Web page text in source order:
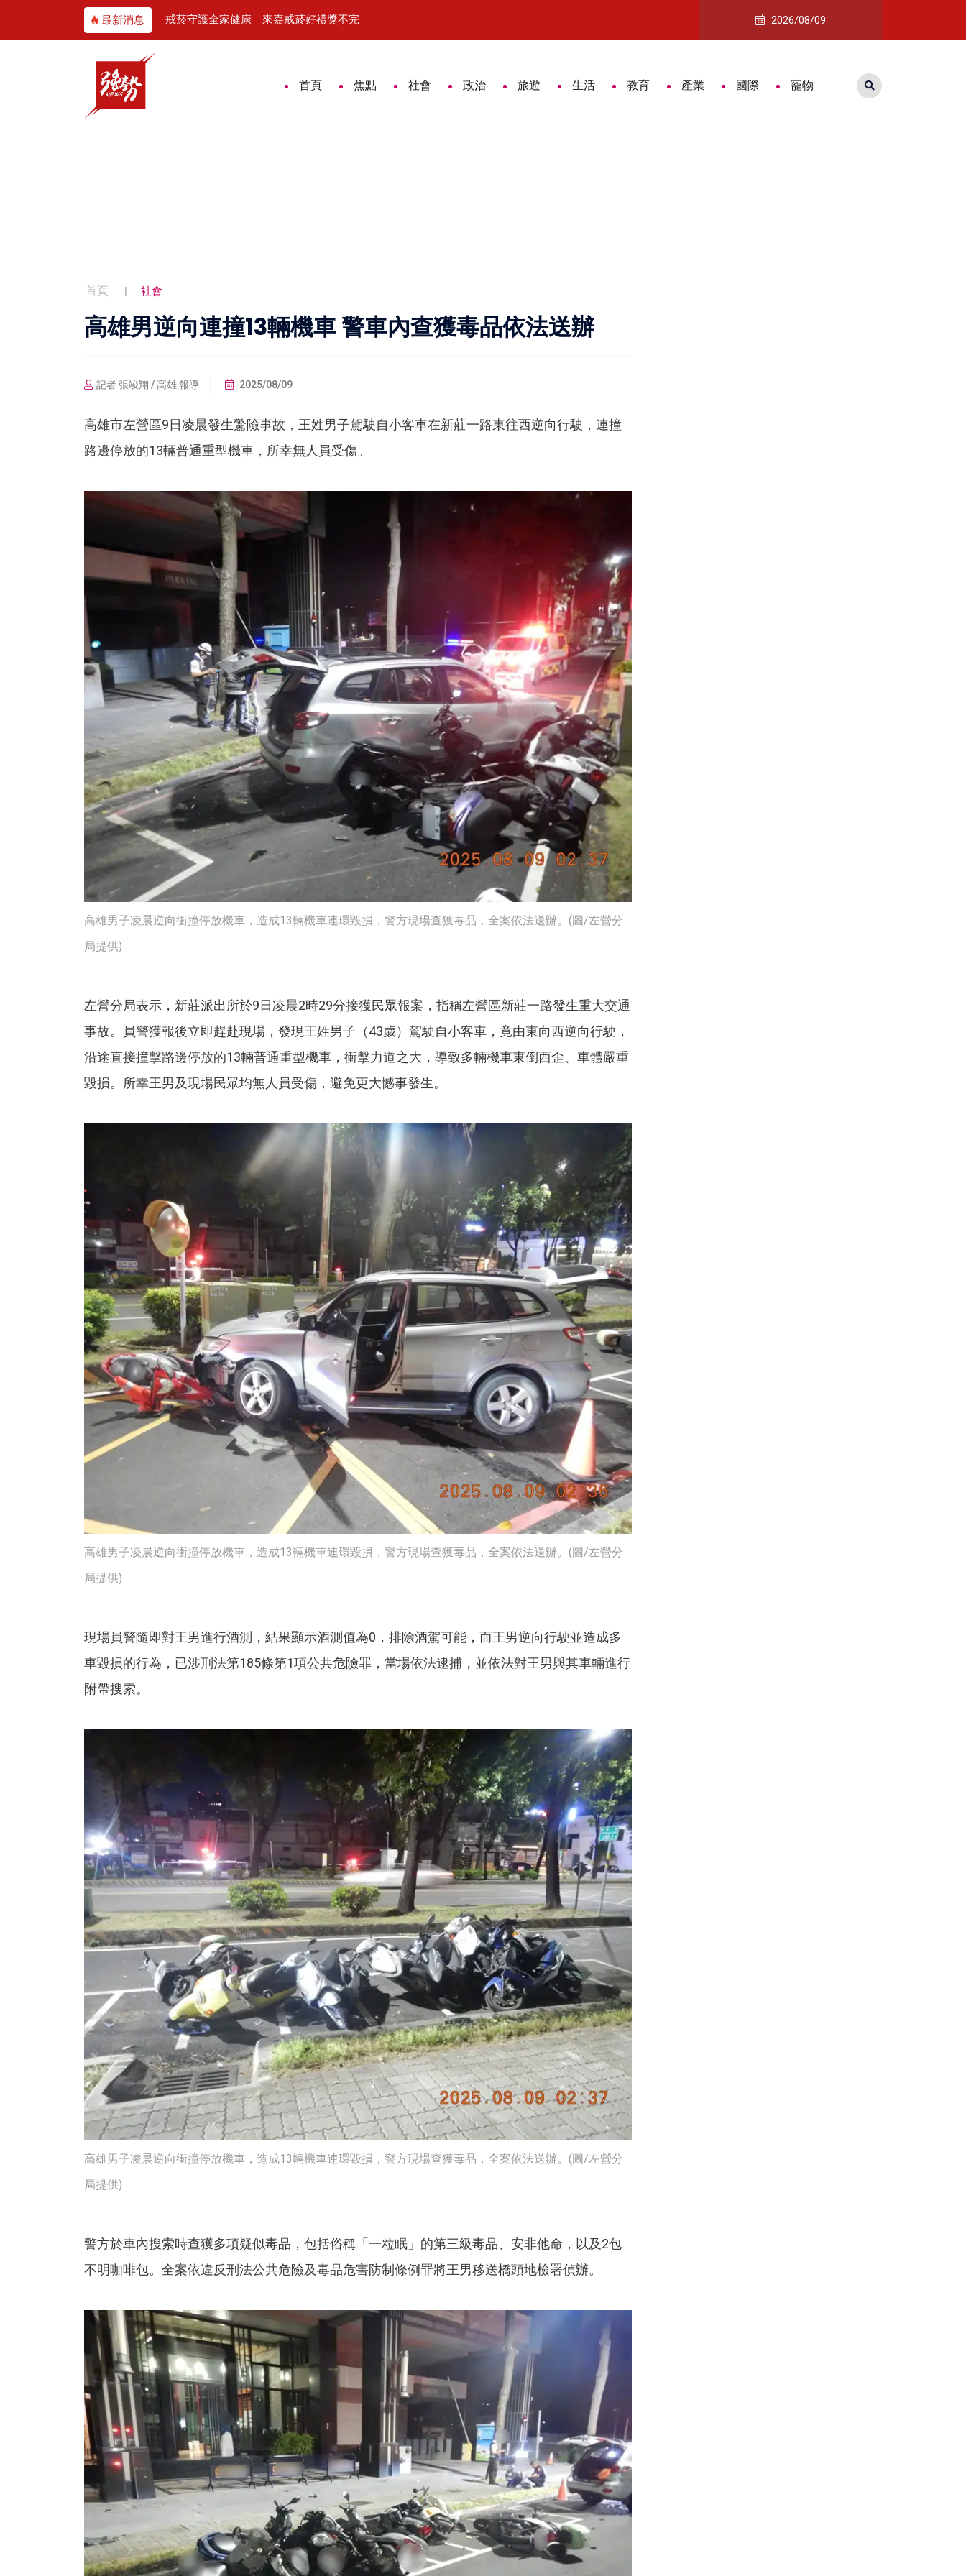
最新消息
香守住一甲子老味道 戒菸守護全家健康 來嘉戒菸好禮獎不完 14家「嘉義式」品牌登上文博會 黃
2026/08/09
首頁 焦點 社會 政治 旅遊 生活 教育 產業 國際 寵物
首頁 社會
高雄男逆向連撞13輛機車 警車內查獲毒品依法送辦
記者 張竣翔 / 高雄 報導 2025/08/09
高雄市左營區9日凌晨發生驚險事故，王姓男子駕駛自小客車在新莊一路東往西逆向行駛，連撞
路邊停放的13輛普通重型機車，所幸無人員受傷。
高雄男子凌晨逆向衝撞停放機車，造成13輛機車連環毀損，警方現場查獲毒品，全案依法送辦。(圖/左營分
局提供)
左營分局表示，新莊派出所於9日凌晨2時29分接獲民眾報案，指稱左營區新莊一路發生重大交通
事故。員警獲報後立即趕赴現場，發現王姓男子（43歲）駕駛自小客車，竟由東向西逆向行駛，
沿途直接撞擊路邊停放的13輛普通重型機車，衝擊力道之大，導致多輛機車東倒西歪、車體嚴重
毀損。所幸王男及現場民眾均無人員受傷，避免更大憾事發生。
高雄男子凌晨逆向衝撞停放機車，造成13輛機車連環毀損，警方現場查獲毒品，全案依法送辦。(圖/左營分
局提供)
現場員警隨即對王男進行酒測，結果顯示酒測值為0，排除酒駕可能，而王男逆向行駛並造成多
車毀損的行為，已涉刑法第185條第1項公共危險罪，當場依法逮捕，並依法對王男與其車輛進行
附帶搜索。
高雄男子凌晨逆向衝撞停放機車，造成13輛機車連環毀損，警方現場查獲毒品，全案依法送辦。(圖/左營分
局提供)
警方於車內搜索時查獲多項疑似毒品，包括俗稱「一粒眠」的第三級毒品、安非他命，以及2包
不明咖啡包。全案依違反刑法公共危險及毒品危害防制條例罪將王男移送橋頭地檢署偵辦。